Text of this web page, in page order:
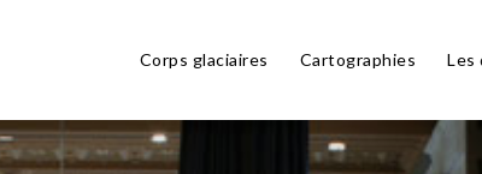
Corps glaciaires Cartographies Les